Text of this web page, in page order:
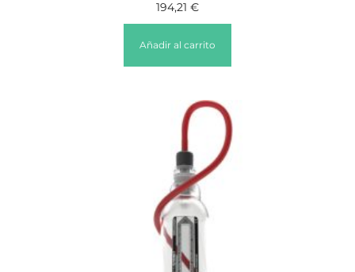
194,21 €
Añadir al carrito